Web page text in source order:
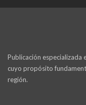
Publicación especializada
cuyo propósito
región.